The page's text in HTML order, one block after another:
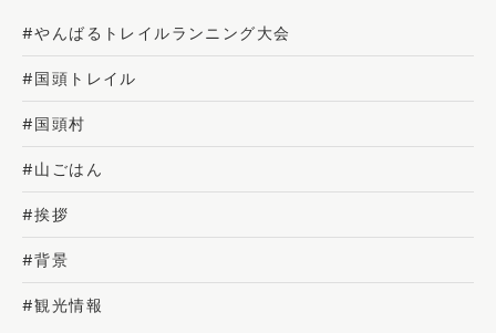
#やんばるトレイルランニング大会
#国頭トレイル
#国頭村
#山ごはん
#挨拶
#背景
#観光情報